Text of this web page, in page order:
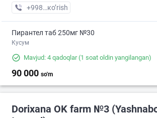
+998 (99) XXX-XX-XX
кo’rish
Пирантел таб 250мг №30
Кусум
Mavjud: 4 qadoqlar(1 soat oldin yangilangan)
90 000 so'm
Dorixana OK farm №3